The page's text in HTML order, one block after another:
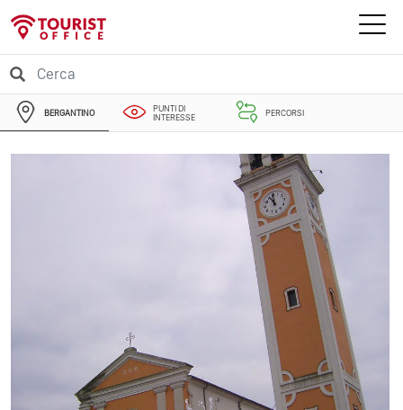
BERGANTINO
PUNTI DI
INTERESSE
PERCORSI